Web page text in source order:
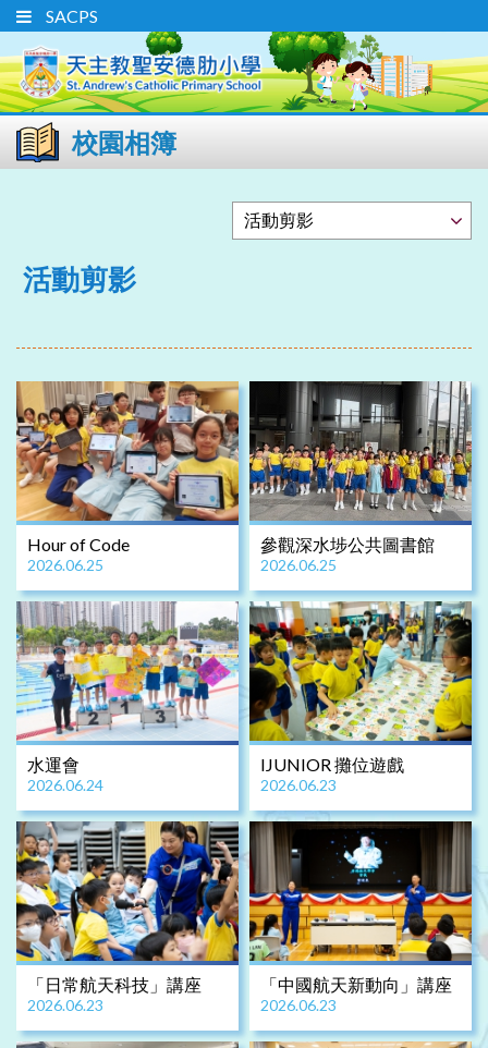
SACPS
校園相簿
活動剪影
Hour of Code
2026.06.25
參觀深水埗公共圖書館
2026.06.25
水運會
2026.06.24
IJUNIOR 攤位遊戲
2026.06.23
「日常航天科技」講座
2026.06.23
「中國航天新動向」講座
2026.06.23